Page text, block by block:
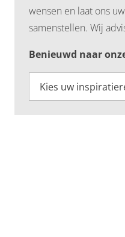
wensen en laat ons
samenstellen. Wij
Benieuwd naar